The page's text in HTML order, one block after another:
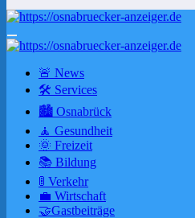
🚨 News
🛠 Services
🏙️ Osnabrück
🧘 Gesundheit
🌞 Freizeit
📚 Bildung
🚦 Verkehr
💼 Wirtschaft
🤝Gastbeiträge